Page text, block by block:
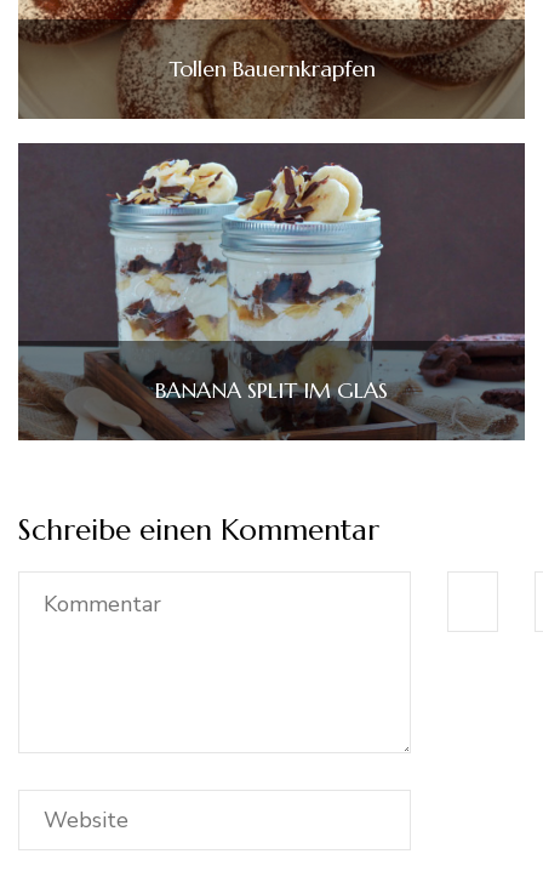
Tollen Bauernkrapfen
BANANA SPLIT IM GLAS
Schreibe einen Kommentar